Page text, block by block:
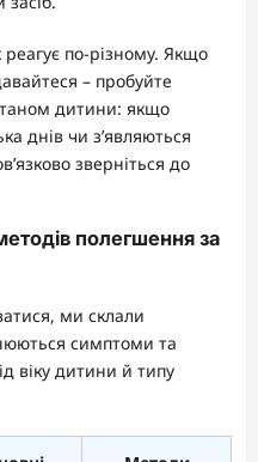
по-різному. Якщо
– пробуйте
дитини: якщо
днів чи з’являються
зверніться до
полегшення за
ми склали
симптоми та
віку дитини й типу